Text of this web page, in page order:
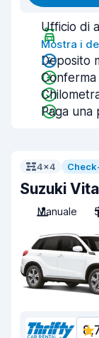
Ufficio di
Mostra i
Deposito
Conferma
Paga
4x4
Suzuki
Manuale